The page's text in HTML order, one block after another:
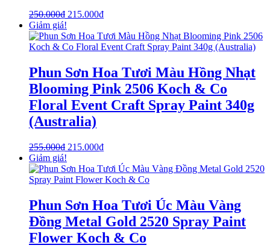
250.000₫ 215.000₫
Giảm giá!
Phun Sơn Hoa Tươi Màu Hồng Nhạt
Blooming Pink 2506 Koch & Co
Floral Event Craft Spray Paint 340g
(Australia)
255.000₫ 215.000₫
Giảm giá!
Phun Sơn Hoa Tươi Úc Màu Vàng
Đồng Metal Gold 2520 Spray Paint
Flower Koch & Co